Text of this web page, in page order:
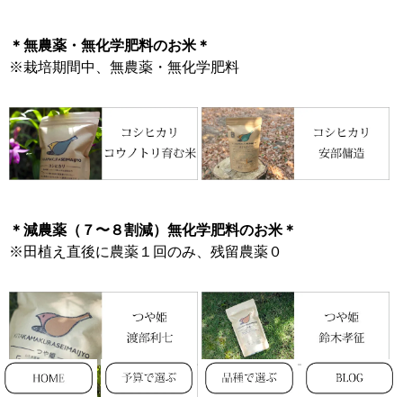
＊無農薬・無化学肥料のお米＊
※栽培期間中、無農薬・無化学肥料
＊減農薬（７〜８割減）無化学肥料のお米＊
※田植え直後に農薬１回のみ、残留農薬０